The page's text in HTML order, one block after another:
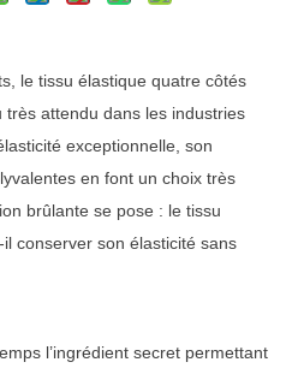
le tissu élastique quatre côtés
très attendu dans les industries
exceptionnelle, son
en font un choix très
brûlante se pose : le tissu
conserver son élasticité sans
l’ingrédient secret permettant